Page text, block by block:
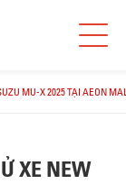
MU-X 2025 TẠI AEON
XE NEW